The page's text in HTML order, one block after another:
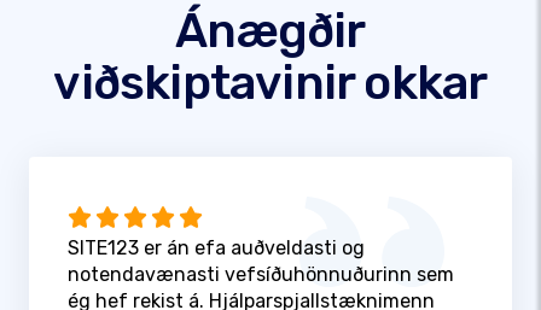
Ánægðir
viðskiptavinir okkar
SITE123 er án efa auðveldasti og
notendavænasti vefsíðuhönnuðurinn sem
ég hef rekist á. Hjálparspjallstæknimenn